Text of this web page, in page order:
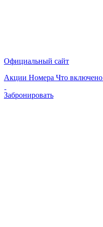
Официальный сайт
Акции Номера Что включено
Забронировать